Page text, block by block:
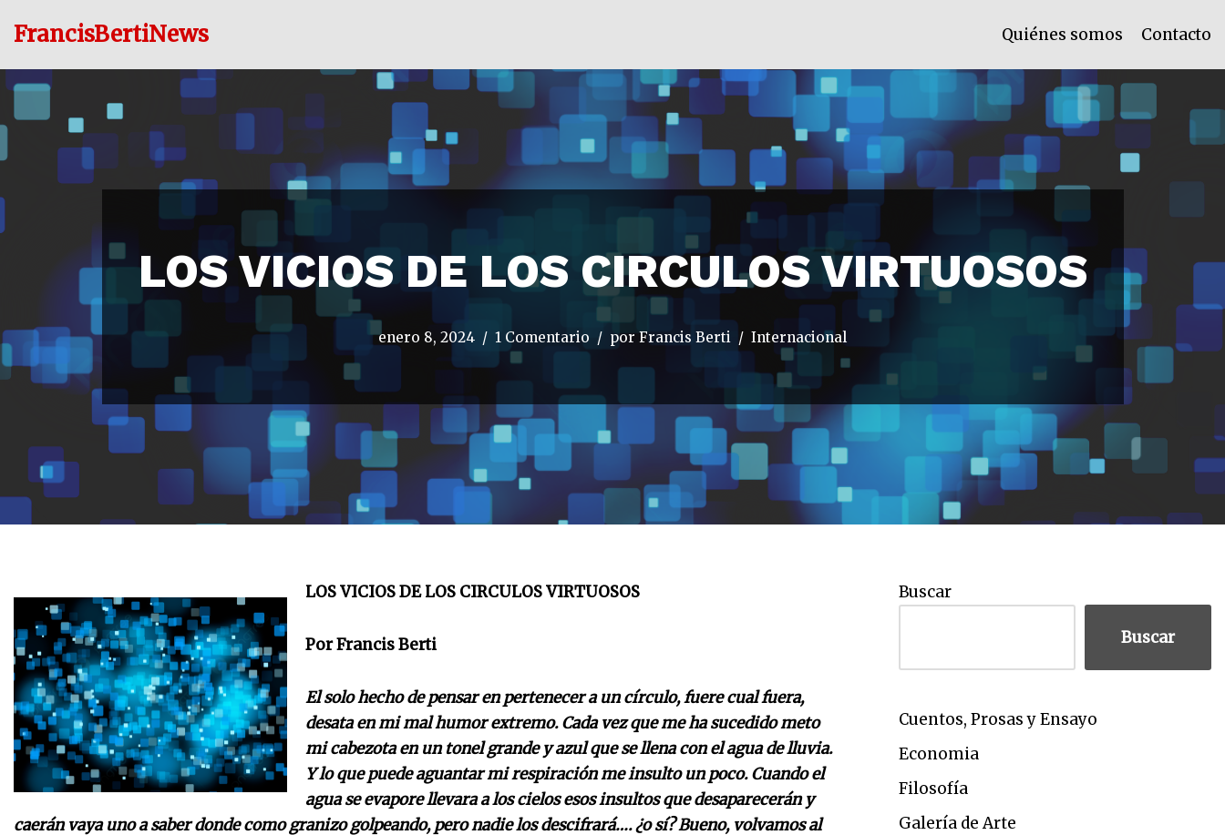
FrancisBertiNews Quiénes somos Contacto
LOS VICIOS DE LOS CIRCULOS VIRTUOSOS
enero 8, 2024 1 Comentario por Francis Berti Internacional
LOS VICIOS DE LOS CIRCULOS VIRTUOSOS
Por Francis Berti
El solo hecho de pensar en pertenecer a un círculo, fuere cual fuera,
desata en mi mal humor extremo. Cada vez que me ha sucedido meto
mi cabezota en un tonel grande y azul que se llena con el agua de lluvia.
Y lo que puede aguantar mi respiración me insulto un poco. Cuando el
agua se evapore llevara a los cielos esos insultos que desaparecerán y
caerán vaya uno a saber donde como granizo golpeando, pero nadie los descifrará…. ¿o sí? Bueno, volvamos al
Buscar
Buscar
Cuentos, Prosas y Ensayo
Economia
Filosofía
Galería de Arte